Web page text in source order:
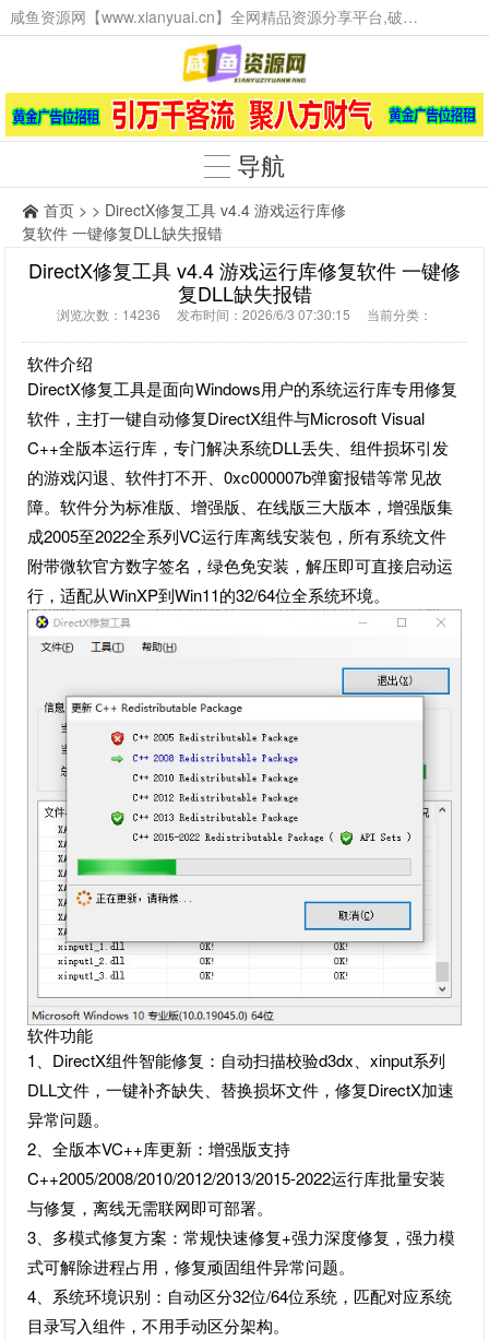
咸鱼资源网【www.xianyuai.cn】全网精品资源分享平台,破解软件,技术源码,火爆项目,工具辅助,这里无所不有。
导航
首页 > > DirectX修复工具 v4.4 游戏运行库修
复软件 一键修复DLL缺失报错
DirectX修复工具 v4.4 游戏运行库修复软件 一键修
复DLL缺失报错
浏览次数：14236 发布时间：2026/6/3 07:30:15 当前分类：
软件介绍
DirectX修复工具是面向Windows用户的系统运行库专用修复
软件，主打一键自动修复DirectX组件与Microsoft Visual
C++全版本运行库，专门解决系统DLL丢失、组件损坏引发
的游戏闪退、软件打不开、0xc000007b弹窗报错等常见故
障。软件分为标准版、增强版、在线版三大版本，增强版集
成2005至2022全系列VC运行库离线安装包，所有系统文件
附带微软官方数字签名，绿色免安装，解压即可直接启动运
行，适配从WinXP到Win11的32/64位全系统环境。
软件功能
1、DirectX组件智能修复：自动扫描校验d3dx、xinput系列
DLL文件，一键补齐缺失、替换损坏文件，修复DirectX加速
异常问题。
2、全版本VC++库更新：增强版支持
C++2005/2008/2010/2012/2013/2015-2022运行库批量安装
与修复，离线无需联网即可部署。
3、多模式修复方案：常规快速修复+强力深度修复，强力模
式可解除进程占用，修复顽固组件异常问题。
4、系统环境识别：自动区分32位/64位系统，匹配对应系统
目录写入组件，不用手动区分架构。